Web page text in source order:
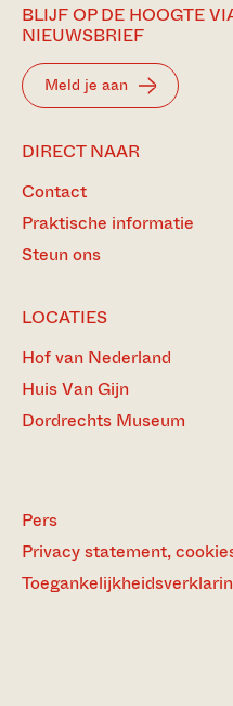
BLIJF OP DE HOOGTE
NIEUWSBRIEF
Meld je aan
DIRECT NAAR
Contact
Praktische informatie
Steun ons
LOCATIES
Hof van Nederland
Huis Van Gijn
Dordrechts Museum
Pers
Privacy statement,